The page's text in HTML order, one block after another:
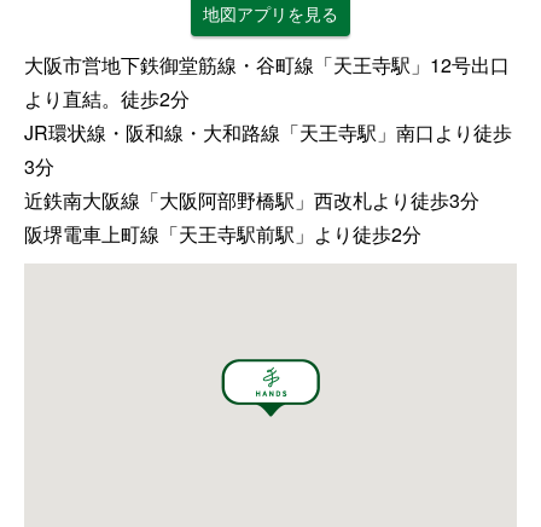
地図アプリを見る
大阪市営地下鉄御堂筋線・谷町線「天王寺駅」12号出口
より直結。徒歩2分
JR環状線・阪和線・大和路線「天王寺駅」南口より徒歩
3分
近鉄南大阪線「大阪阿部野橋駅」西改札より徒歩3分
阪堺電車上町線「天王寺駅前駅」より徒歩2分